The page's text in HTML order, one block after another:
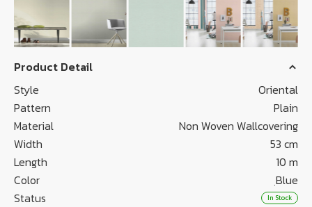
Product Detail
Style
Oriental
Pattern
Plain
Material
Non Woven Wallcovering
Width
53 cm
Length
10 m
Color
ฺBlue
Status
In Stock